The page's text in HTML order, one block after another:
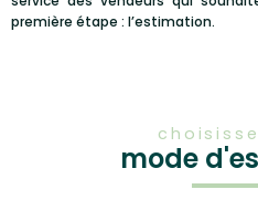
première étape : l’estimation.
mode